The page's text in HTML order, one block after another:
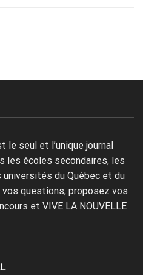
le seul et l’unique journal
les écoles secondaires, les
universités du Québec et du
vos questions, proposez vos
et VIVE LA NOUVELLE